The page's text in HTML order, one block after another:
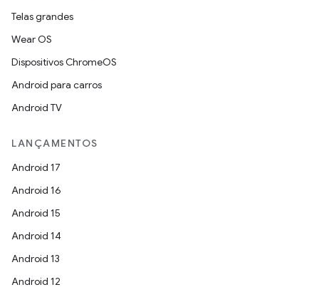
Telas grandes
Wear OS
Dispositivos ChromeOS
Android para carros
Android TV
LANÇAMENTOS
Android 17
Android 16
Android 15
Android 14
Android 13
Android 12